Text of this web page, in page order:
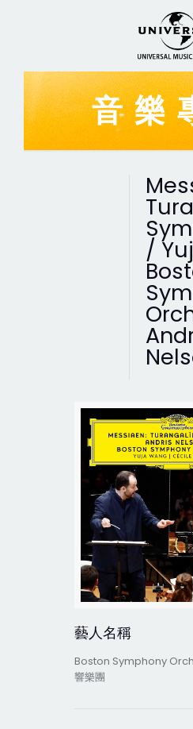
音樂
/
藝人名稱
Boston Symphony
響樂團